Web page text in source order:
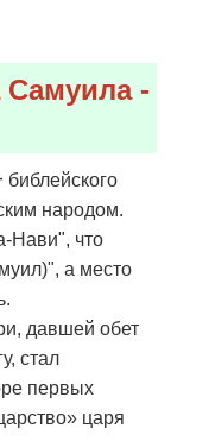
Самуила -
библейского
народом.
Нави", что
а место
давшей обет
стал
первых
царя